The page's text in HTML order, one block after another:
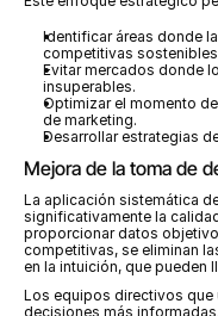
Identificar áreas donde
competitivas
Evitar mercados donde
insuperables.
Optimizar el momento
de marketing.
Desarrollar estrategias
Mejora de la toma de
La aplicación sistemática
significativamente la
proporcionar datos
competitivas, se eliminan
en la intuición, que pueden
Los equipos directivos que
decisiones más